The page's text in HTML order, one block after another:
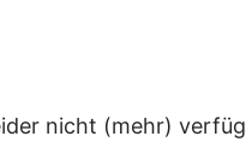
nicht (mehr)